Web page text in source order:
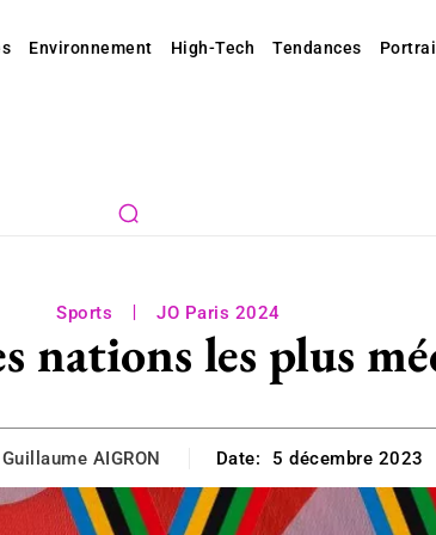
Environnement High-Tech Tendances
Sports JO Paris 2024
nations les plus
Guillaume AIGRON Date: 5 décembre 2023